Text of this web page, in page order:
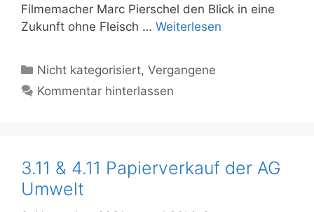
Filmemacher Marc Pierschel den Blick in eine
Zukunft ohne Fleisch … Weiterlesen
Kategorien
Nicht kategorisiert,Vergangene
Kommentar hinterlassen
3.11 & 4.11 Papierverkauf der AG
Umwelt